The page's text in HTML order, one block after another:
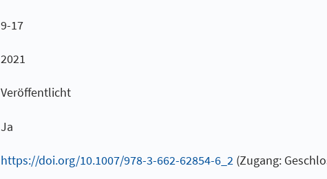
9-17
2021
Veröffentlicht
Ja
https://doi.org/10.1007/978-3-662-62854-6_2(Zugang: